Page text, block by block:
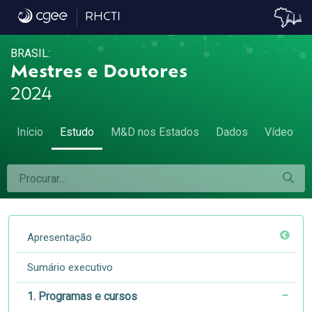
1.6 Cursos por natureza jurídica das
RHCTI
BRASIL:
Mestres e Doutores
2024
Início Estudo M&D nos Estados Dados Vídeo
Apresentação
Sumário executivo
1. Programas e cursos